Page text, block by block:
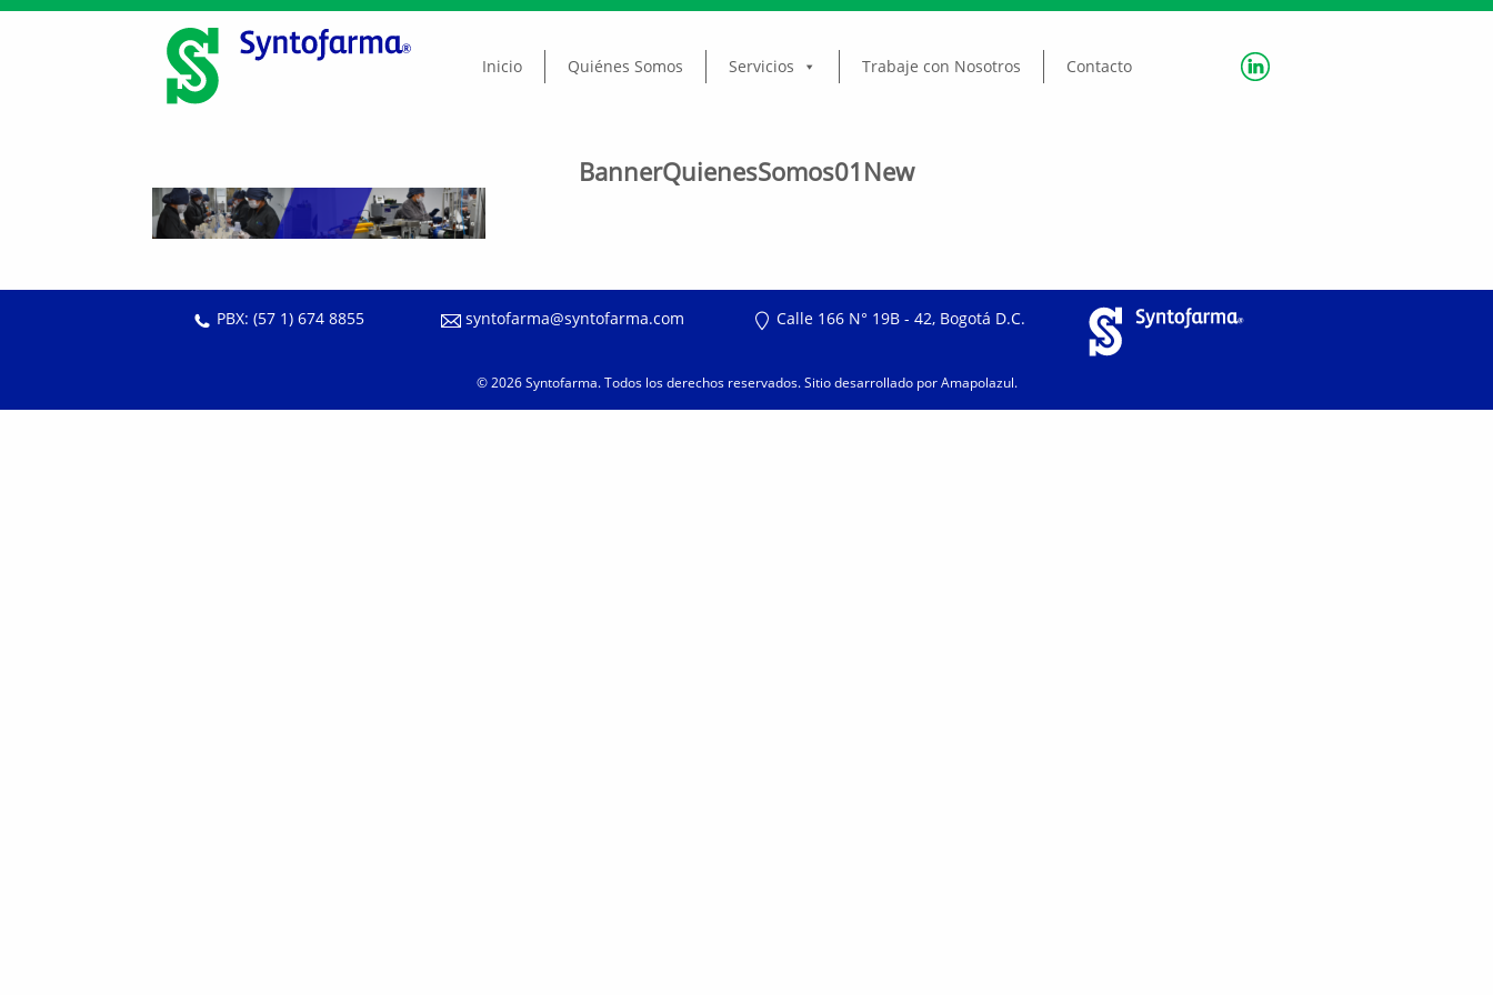
Inicio Quiénes Somos Servicios Trabaje con Nosotros Contacto
BannerQuienesSomos01New
PBX: (57 1) 674 8855 syntofarma@syntofarma.com Calle 166 N° 19B - 42, Bogotá D.C.
© 2026Syntofarma. Todos los derechos reservados. Sitio desarrollado porAmapolazul.